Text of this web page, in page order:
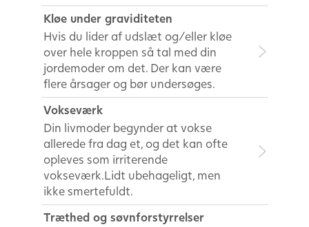
Kløe under graviditeten
Hvis du lider af udslæt og/eller kløe
over hele kroppen så tal med din
jordemoder om det. Der kan være
flere årsager og bør undersøges.
Vokseværk
Din livmoder begynder at vokse
allerede fra dag et, og det kan ofte
opleves som irriterende
vokseværk.Lidt ubehageligt, men
ikke smertefuldt.
Træthed og søvnforstyrrelser